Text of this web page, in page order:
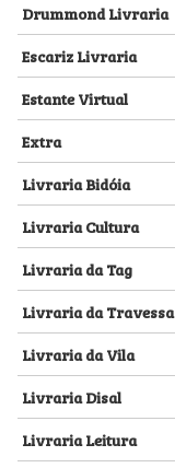
Drummond Livraria
Escariz Livraria
Estante Virtual
Extra
Livraria Bidóia
Livraria Cultura
Livraria da Tag
Livraria da Travessa
Livraria da Vila
Livraria Disal
Livraria Leitura